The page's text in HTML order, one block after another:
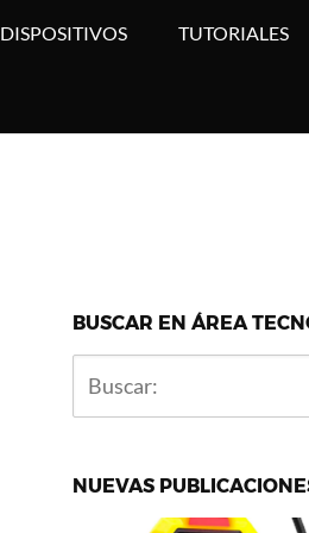
DISPOSITIVOS TUTORIALES
BUSCAR EN ÁREA
NUEVAS